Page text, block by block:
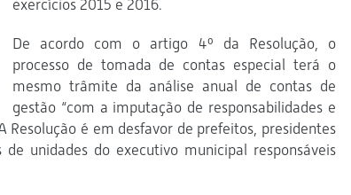
exercícios 2015 e 2016.
De acordo com o artigo 4º da Resolução, o
processo de tomada de contas especial terá o
mesmo trâmite da análise anual de contas de
gestão “com a imputação de responsabilidades e
Resolução é em desfavor de prefeitos, presidentes
unidades do executivo municipal responsáveis